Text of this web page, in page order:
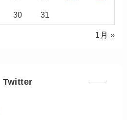
30 31
1月 »
Twitter